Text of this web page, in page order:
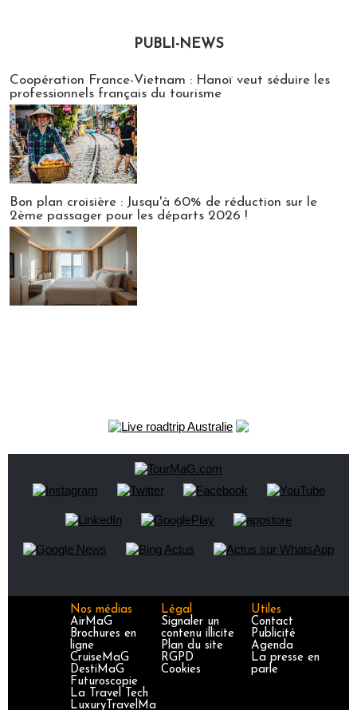
PUBLI-NEWS
Coopération France-Vietnam : Hanoï veut séduire les
professionnels français du tourisme
Bon plan croisière : Jusqu'à 60% de réduction sur le
2ème passager pour les départs 2026 !
Nos médias
AirMaG
Brochures en
ligne
CruiseMaG
DestiMaG
Futuroscopie
La Travel Tech
LuxuryTravelMa
Légal
Signaler un
contenu illicite
Plan du site
RGPD
Cookies
Utiles
Contact
Publicité
Agenda
La presse en
parle